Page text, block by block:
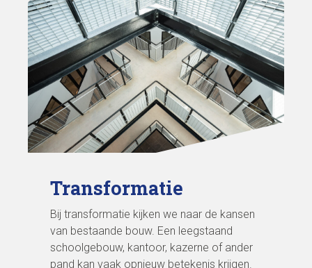
Transformatie
Bij transformatie kijken we naar de kansen
van bestaande bouw. Een leegstaand
schoolgebouw, kantoor, kazerne of ander
pand kan vaak opnieuw betekenis krijgen.